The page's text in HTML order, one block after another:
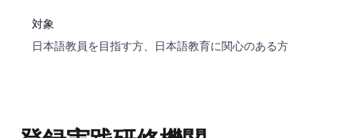
対象
日本語教員を目指す方、日本語教育に関心のある方